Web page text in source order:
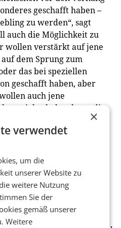
geschafft haben –
zu werden“, sagt
auch die Möglichkeit zu
wollen verstärkt auf jene
dem Sprung zum
das bei speziellen
geschafft haben, aber
auch jene
beleuchten, die
getan haben.”
“Nachwuchs”-Kategorie
Künftig können in
welchen Alters zum
Jahr erste, große
oder auch eine
gerichtete Karrierekurve
Markus Freistätter
×
verwendet
um die
unserer Website zu
weitere Nutzung
Sie der
gemäß unserer
Weitere